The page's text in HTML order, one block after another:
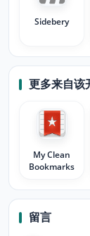
Sidebery
更多来自该
My Clean
Bookmarks
留言